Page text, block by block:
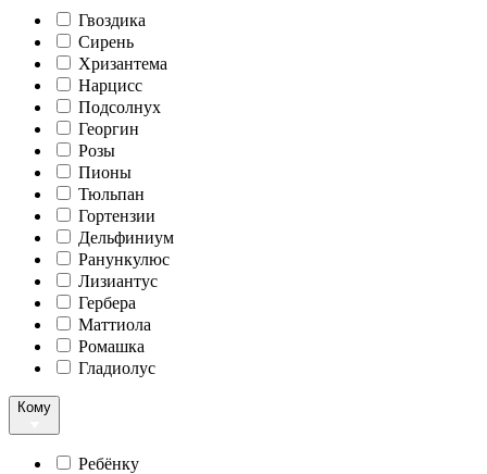
Гвоздика
Сирень
Хризантема
Нарцисс
Подсолнух
Георгин
Розы
Пионы
Тюльпан
Гортензии
Дельфиниум
Ранункулюс
Лизиантус
Гербера
Маттиола
Ромашка
Гладиолус
Кому
Ребёнку